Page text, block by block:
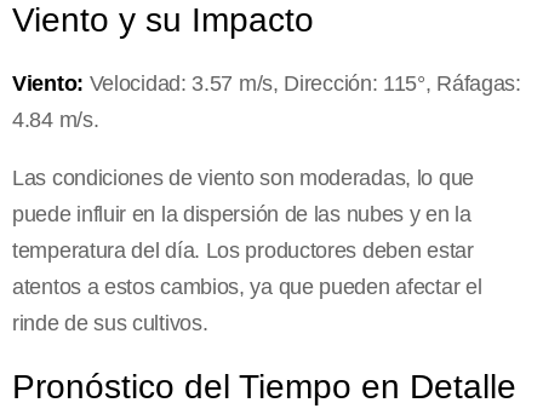
Viento y su Impacto
Viento: Velocidad: 3.57 m/s, Dirección: 115°, Ráfagas:
4.84 m/s.
Las condiciones de viento son moderadas, lo que
puede influir en la dispersión de las nubes y en la
temperatura del día. Los productores deben estar
atentos a estos cambios, ya que pueden afectar el
rinde de sus cultivos.
Pronóstico del Tiempo en Detalle